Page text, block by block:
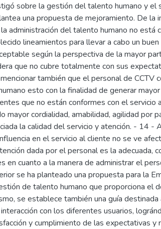
sobre la gestión del talento humano y el
una propuesta de mejoramiento. De la
administración del talento humano no está
lineamientos para llevar a cabo un
según la perspectiva de la mayor
que no cubre totalmente con sus
también que el personal de CCTV
esto con la finalidad de generar
que no están conformes con el servicio
cordialidad, amabilidad, agilidad por
la calidad del servicio y atención. - 14 -
en el servicio al cliente no se ve
dada por el personal es la adecuada,
cuanto a la manera de administrar el
se ha planteado una propuesta para la
de talento humano que proporciona el
se establece también una guía
con los diferentes usuarios,
y cumplimiento de las expectativas y